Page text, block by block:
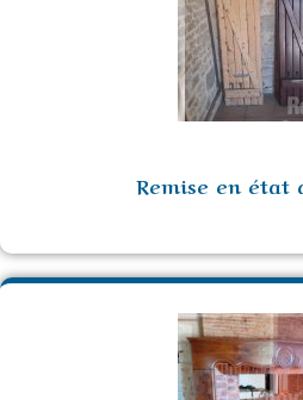
Remise en état